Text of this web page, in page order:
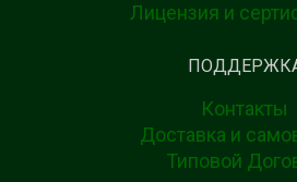
Лицензия и
Контакты
Доставка и
Типовой